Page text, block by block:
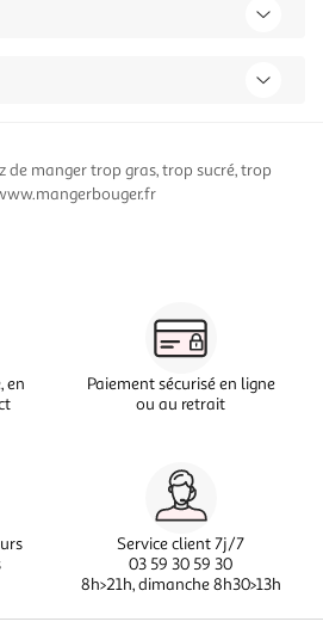
de manger trop gras, trop sucré, trop
en
Paiement sécurisé en ligne
ou au retrait
Service client 7j/7
03 59 30 59 30
8h>21h, dimanche 8h30>13h